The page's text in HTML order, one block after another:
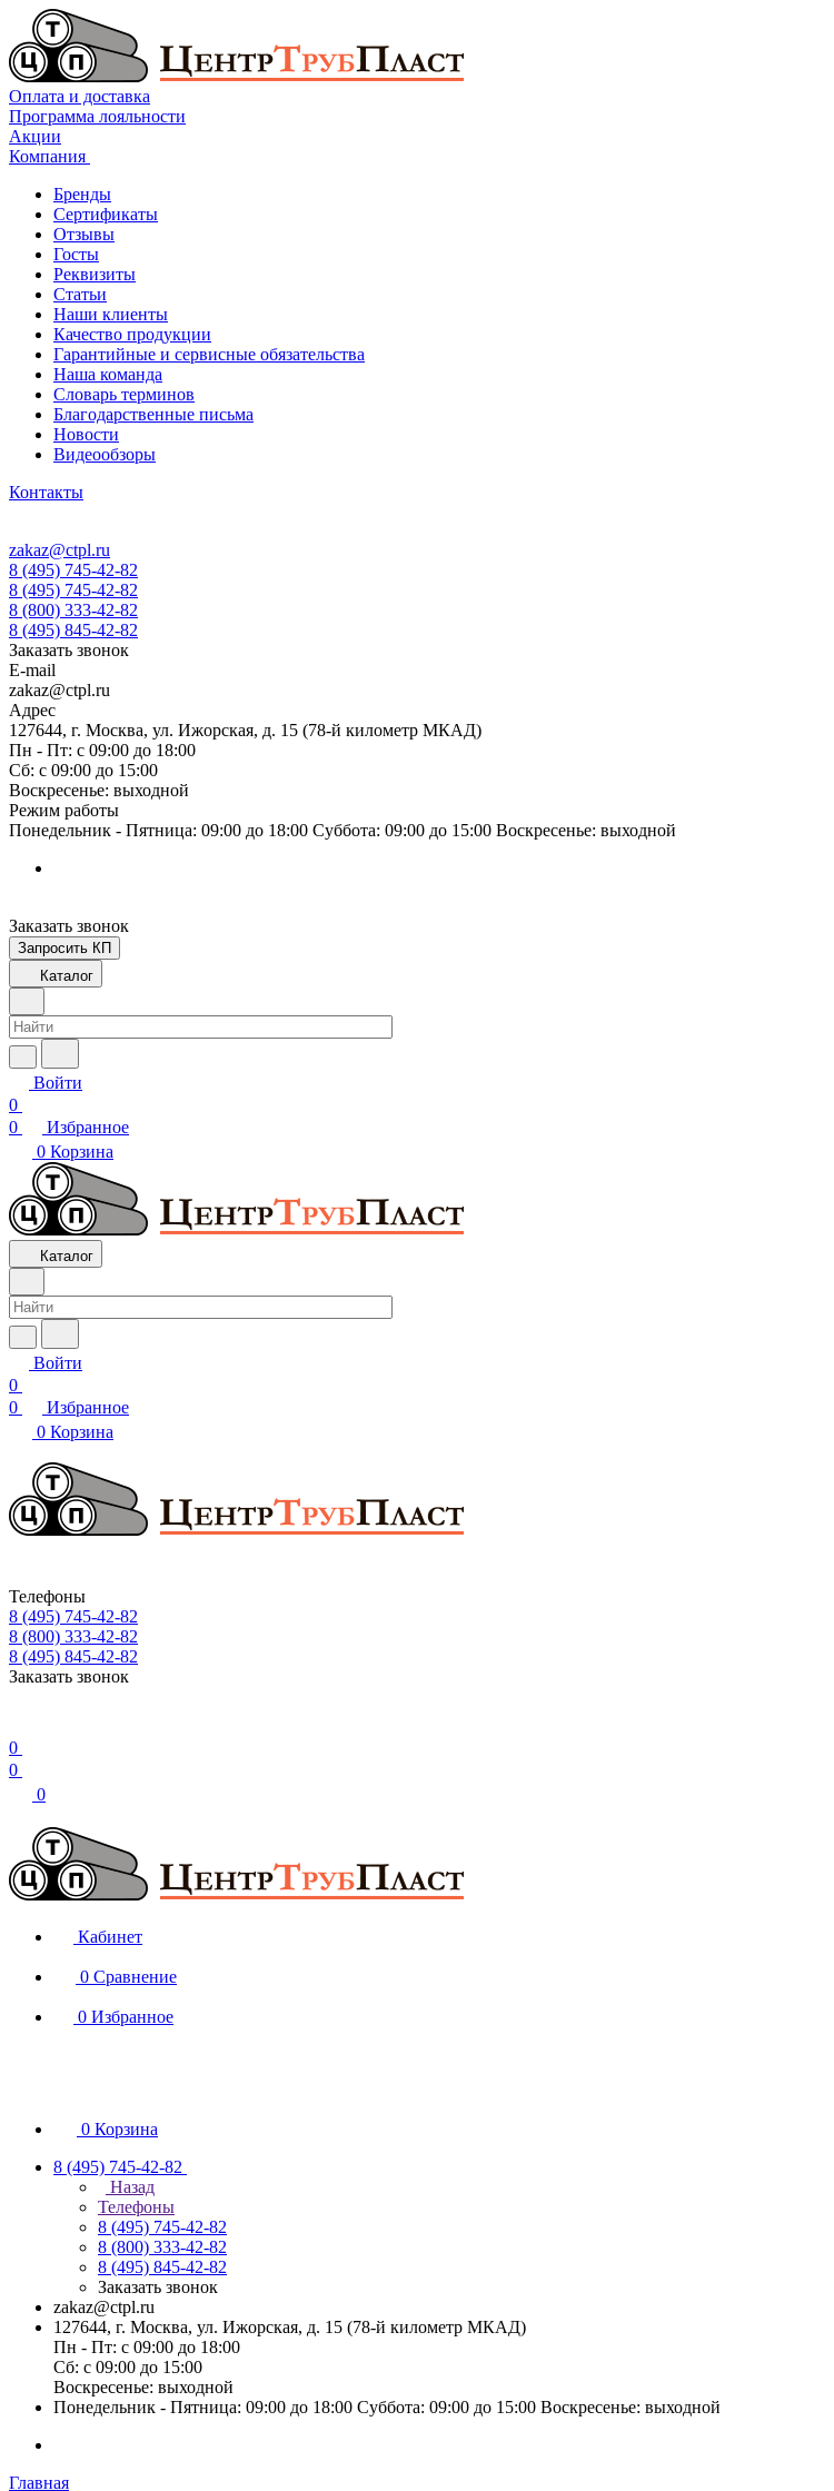
Оплата и доставка
Программа лояльности
Акции
Компания
Бренды
Сертификаты
Отзывы
Госты
Реквизиты
Статьи
Наши клиенты
Качество продукции
Гарантийные и сервисные обязательства
Наша команда
Словарь терминов
Благодарственные письма
Новости
Видеообзоры
Контакты
zakaz@ctpl.ru
8 (495) 745-42-82
8 (495) 745-42-82
8 (800) 333-42-82
8 (495) 845-42-82
Заказать звонок
E-mail
zakaz@ctpl.ru
Адрес
127644, г. Москва, ул. Ижорская, д. 15 (78-й километр МКАД)
Пн - Пт: с 09:00 до 18:00
Сб: с 09:00 до 15:00
Воскресенье: выходной
Режим работы
Понедельник - Пятница: 09:00 до 18:00 Суббота: 09:00 до 15:00 Воскресенье: выходной
Заказать звонок
Запросить КП
Каталог
Войти
0
0
Избранное
0 Корзина
Каталог
Войти
0
0
Избранное
0 Корзина
Телефоны
8 (495) 745-42-82
8 (800) 333-42-82
8 (495) 845-42-82
Заказать звонок
0
0
0
Кабинет
0 Сравнение
0 Избранное
0 Корзина
8 (495) 745-42-82
Назад
Телефоны
8 (495) 745-42-82
8 (800) 333-42-82
8 (495) 845-42-82
Заказать звонок
zakaz@ctpl.ru
127644, г. Москва, ул. Ижорская, д. 15 (78-й километр МКАД)
Пн - Пт: с 09:00 до 18:00
Сб: с 09:00 до 15:00
Воскресенье: выходной
Понедельник - Пятница: 09:00 до 18:00 Суббота: 09:00 до 15:00 Воскресенье: выходной
Главная